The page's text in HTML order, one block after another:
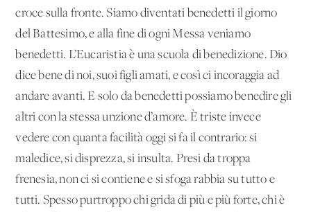
croce sulla fronte. Siamo diventati benedetti il giorno
del Battesimo, e alla fine di ogni Messa veniamo
benedetti. L’Eucaristia è una scuola di benedizione. Dio
dice bene di noi, suoi figli amati, e così ci incoraggia ad
andare avanti. E solo da benedetti possiamo benedire gli
altri con la stessa unzione d’amore. È triste invece
vedere con quanta facilità oggi si fa il contrario: si
maledice, si disprezza, si insulta. Presi da troppa
frenesia, non ci si contiene e si sfoga rabbia su tutto e
tutti. Spesso purtroppo chi grida di più e più forte, chi è